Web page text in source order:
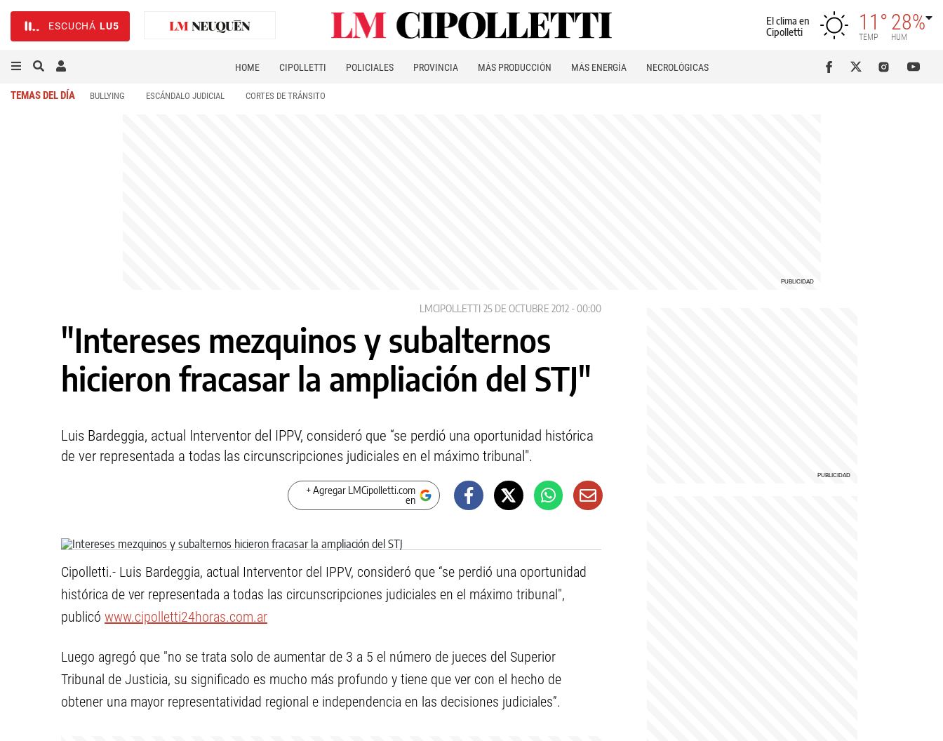
ESCUCHÁ LU5
El clima en
Cipolletti
11°
TEMP
28%
HUM
HOME CIPOLLETTI POLICIALES PROVINCIA MÁS PRODUCCIÓN MÁS ENERGÍA NECROLÓGICAS
TEMAS DEL DÍA BULLYING ESCÁNDALO JUDICIAL CORTES DE TRÁNSITO
LMCIPOLLETTI 25 DE OCTUBRE 2012 - 00:00
"Intereses mezquinos y subalternos
hicieron fracasar la ampliación del STJ"
Luis Bardeggia, actual Interventor del IPPV, consideró que “se perdió una oportunidad histórica
de ver representada a todas las circunscripciones judiciales en el máximo tribunal".
+ Agregar LMCipolletti.com
en
Cipolletti.- Luis Bardeggia, actual Interventor del IPPV, consideró que “se perdió una oportunidad
histórica de ver representada a todas las circunscripciones judiciales en el máximo tribunal",
publicó www.cipolletti24horas.com.ar
Luego agregó que "no se trata solo de aumentar de 3 a 5 el número de jueces del Superior
Tribunal de Justicia, su significado es mucho más profundo y tiene que ver con el hecho de
obtener una mayor representatividad regional e independencia en las decisiones judiciales”.